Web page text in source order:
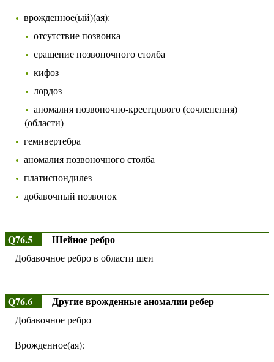
врожденное(ый)(ая):
отсутствие позвонка
сращение позвоночного столба
кифоз
лордоз
аномалия позвоночно-крестцового (сочленения)
(области)
гемивертебра
аномалия позвоночного столба
платиспондилез
добавочный позвонок
Q76.5 Шейное ребро
Добавочное ребро в области шеи
Q76.6 Другие врожденные аномалии ребер
Добавочное ребро
Врожденное(ая):